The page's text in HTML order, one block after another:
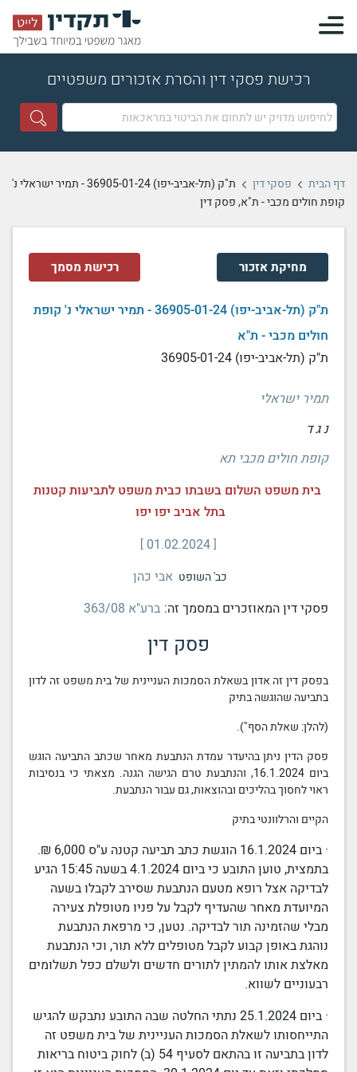
רכישת פסקי דין והסרת אזכורים משפטיים
דף הבית פסקי דין
ת"ק (תל-אביב-יפו) 36905-01-24 - תמיר ישראלי נ'
קופת חולים מכבי - ת"א, פסק דין
מחיקת אזכור רכישת מסמך
ת"ק (תל-אביב-יפו) 36905-01-24 - תמיר ישראלי נ' קופת
חולים מכבי - ת"א
ת"ק (תל-אביב-יפו) 36905-01-24
תמיר ישראלי
נ ג ד
קופת חולים מכבי תא
בית משפט השלום בשבתו כבית משפט לתביעות קטנות
בתל אביב יפו יפו
01.02.2024
כב' השופט אבי כהן
פסקי דין המאוזכרים במסמך זה: ברע"א 363/08
פסק דין
בפסק דיןזה אדון בשאלתהסמכות הענייניתשלבית משפט זה לדון
בתביעה שהוגשה בתיק
(להלן: שאלת הסף").
פסק הדיןניתן בהיעדר עמדת הנתבעת מאחר שכתב התביעה הוגש
ביום 16.1.2024, והנתבעת טרם הגישה הגנה. מצאתי כי בנסיבות
ראוי לחסוך בהליכים ובהוצאות, גם עבור הנתבעת.
הקיים והרלוונטי בתיק
· ביום 16.1.2024 הוגשת כתב תביעה
קטנה ע"ס 6,000 ₪.
בתמצית, טוען התובע כי ביום 4.1.2024 בשעה 15:45 הגיע
לבדיקה אצל רופא מטעם הנתבעת שסירב לקבלו בשעה
המיועדת מאחר שהעדיף לקבל על פניו מטופלת צעירה
מבלי שהזמינה תור לבדיקה. נטען, כי מרפאת הנתבעת
נוהגת באופן קבוע לקבל מטופלים ללא תור, וכי הנתבעת
מאלצת אותו להמתין לתורים חדשים ולשלם כפל תשלומים
רבעוניים לשווא.
· ביום 25.1.2024 נתתי החלטה שבה התובע נתבקש להגיש
התייחסותו לשאלתהסמכות העניינית של בית משפט זה
לדון בתביעה זו בהתאם לסעיף 54 (ב) לחוק
ביטוח בריאות